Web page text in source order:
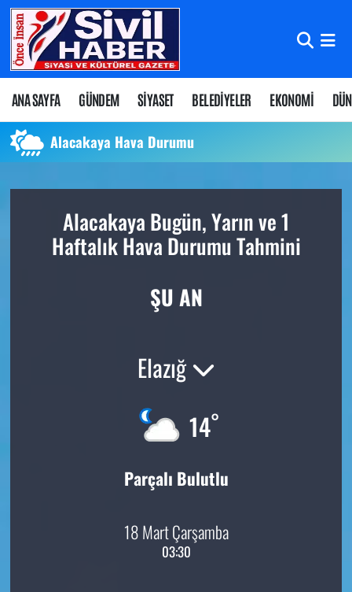
ANA SAYFA GÜNDEM SİYASET BELEDİYELER EKONOMİ
Alacakaya Hava Durumu
Alacakaya Bugün, Yarın ve 1
Haftalık Hava Durumu Tahmini
ŞU AN
Elazığ
14°
Parçalı Bulutlu
18 Mart Çarşamba
03:30
Nöbetçi Eczaneler
Hava Durumu
Namaz Vakitleri
Süper Lig Puan Durumu ve Fikstür
Tüm Manşetler
Son Dakika Haberleri